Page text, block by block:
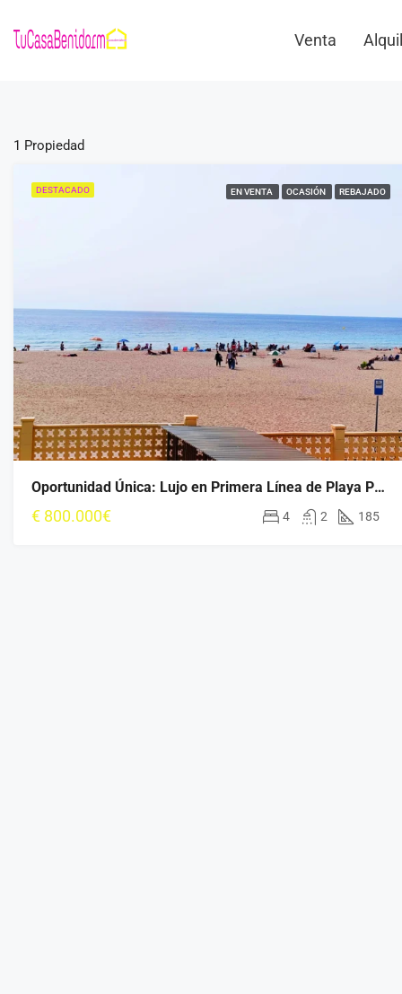
Venta
1 Propiedad
DESTACADO EN VENTA OCASIÓN REBAJADO
Oportunidad Única: Lujo en Primera Línea de Playa Poniente
€ 800.000€ 4 2 185